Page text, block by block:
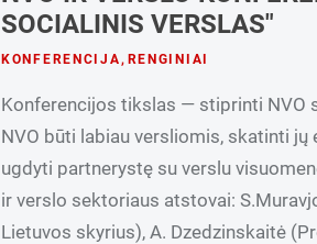
SOCIALINIS VERSLAS"
KONFERENCIJA, RENGINIAI
Konferencijos tikslas — stiprinti NVO
NVO būti labiau versliomis, skatinti
ugdyti partnerystę su verslu
ir verslo sektoriaus atstovai:
Lietuvos skyrius), A. Dzedzinskaitė